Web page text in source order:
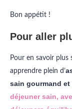
Bon appétit !
Pour aller
Pour en savoir plus
apprendre plein d’
sain gourmand et
déjeuner sain,